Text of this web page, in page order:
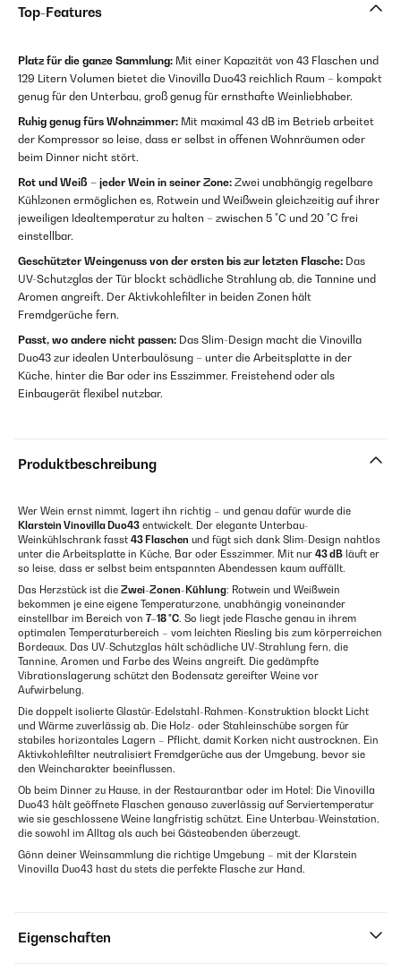
Top-Features
Platz für die ganze Sammlung: Mit einer Kapazität von 43 Flaschen und
129 Litern Volumen bietet die Vinovilla Duo43 reichlich Raum – kompakt
genug für den Unterbau, groß genug für ernsthafte Weinliebhaber.
Ruhig genug fürs Wohnzimmer: Mit maximal 43 dB im Betrieb arbeitet
der Kompressor so leise, dass er selbst in offenen Wohnräumen oder
beim Dinner nicht stört.
Rot und Weiß – jeder Wein in seiner Zone: Zwei unabhängig regelbare
Kühlzonen ermöglichen es, Rotwein und Weißwein gleichzeitig auf ihrer
jeweiligen Idealtemperatur zu halten – zwischen 5 °C und 20 °C frei
einstellbar.
Geschützter Weingenuss von der ersten bis zur letzten Flasche: Das
UV-Schutzglas der Tür blockt schädliche Strahlung ab, die Tannine und
Aromen angreift. Der Aktivkohlefilter in beiden Zonen hält
Fremdgerüche fern.
Passt, wo andere nicht passen: Das Slim-Design macht die Vinovilla
Duo43 zur idealen Unterbaulösung – unter die Arbeitsplatte in der
Küche, hinter die Bar oder ins Esszimmer. Freistehend oder als
Einbaugerät flexibel nutzbar.
Produktbeschreibung
Wer Wein ernst nimmt, lagert ihn richtig – und genau dafür wurde die
Klarstein Vinovilla Duo43 entwickelt. Der elegante Unterbau-
Weinkühlschrank fasst 43 Flaschen und fügt sich dank Slim-Design nahtlos
unter die Arbeitsplatte in Küche, Bar oder Esszimmer. Mit nur 43 dB läuft er
so leise, dass er selbst beim entspannten Abendessen kaum auffällt.
Das Herzstück ist die Zwei-Zonen-Kühlung: Rotwein und Weißwein
bekommen je eine eigene Temperaturzone, unabhängig voneinander
einstellbar im Bereich von 7–18 °C. So liegt jede Flasche genau in ihrem
optimalen Temperaturbereich – vom leichten Riesling bis zum körperreichen
Bordeaux. Das UV-Schutzglas hält schädliche UV-Strahlung fern, die
Tannine, Aromen und Farbe des Weins angreift. Die gedämpfte
Vibrationslagerung schützt den Bodensatz gereifter Weine vor
Aufwirbelung.
Die doppelt isolierte Glastür-Edelstahl-Rahmen-Konstruktion blockt Licht
und Wärme zuverlässig ab. Die Holz- oder Stahleinschübe sorgen für
stabiles horizontales Lagern – Pflicht, damit Korken nicht austrocknen. Ein
Aktivkohlefilter neutralisiert Fremdgerüche aus der Umgebung, bevor sie
den Weincharakter beeinflussen.
Ob beim Dinner zu Hause, in der Restaurantbar oder im Hotel: Die Vinovilla
Duo43 hält geöffnete Flaschen genauso zuverlässig auf Serviertemperatur
wie sie geschlossene Weine langfristig schützt. Eine Unterbau-Weinstation,
die sowohl im Alltag als auch bei Gästeabenden überzeugt.
Gönn deiner Weinsammlung die richtige Umgebung – mit der Klarstein
Vinovilla Duo43 hast du stets die perfekte Flasche zur Hand.
Eigenschaften